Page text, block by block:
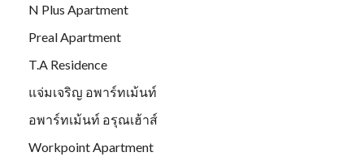
N Plus Apartment
Preal Apartment
T.A Residence
แจ่มเจริญ อพาร์ทเม้นท์
อพาร์ทเม้นท์ อรุณเฮ้าส์
Workpoint Apartment